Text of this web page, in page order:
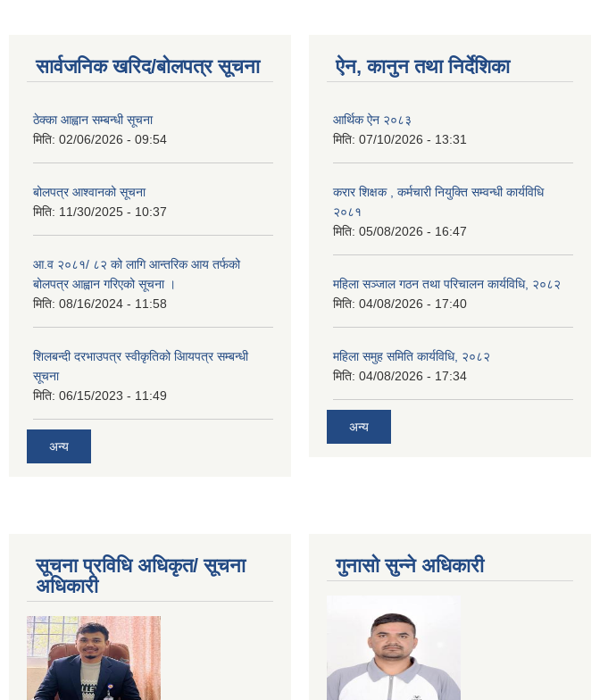
सार्वजनिक खरिद/बोलपत्र सूचना
ठेक्का आह्वान सम्बन्धी सूचना
मिति: 02/06/2026 - 09:54
बोलपत्र आश्वानको सूचना
मिति: 11/30/2025 - 10:37
आ.व २०८१/ ८२ को लागि आन्तरिक आय तर्फको
बोलपत्र आह्वान गरिएको सूचना ।
मिति: 08/16/2024 - 11:58
शिलबन्दी दरभाउपत्र स्वीकृतिको आियपत्र सम्बन्धी
सूचना
मिति: 06/15/2023 - 11:49
अन्य
ऐन, कानुन तथा निर्देशिका
आर्थिक ऐन २०८३
मिति: 07/10/2026 - 13:31
करार शिक्षक , कर्मचारी नियुक्ति सम्वन्धी कार्यविधि
२०८१
मिति: 05/08/2026 - 16:47
महिला सञ्जाल गठन तथा परिचालन कार्यविधि, २०८२
मिति: 04/08/2026 - 17:40
महिला समुह समिति कार्यविधि, २०८२
मिति: 04/08/2026 - 17:34
अन्य
सूचना प्रविधि अधिकृत/ सूचना
अधिकारी
गुनासो सुन्ने अधिकारी